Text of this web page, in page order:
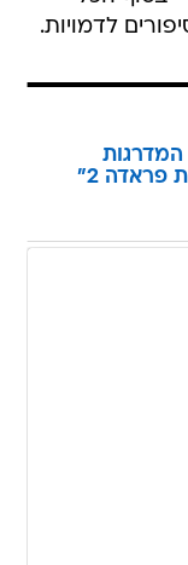
לדמויות.
המדרגות
2"